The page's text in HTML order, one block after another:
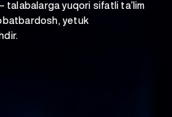
talabalarga yuqori sifatli ta’lim
yetuk